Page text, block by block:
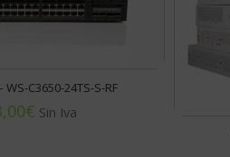
C3650-24TS-S-RF
€